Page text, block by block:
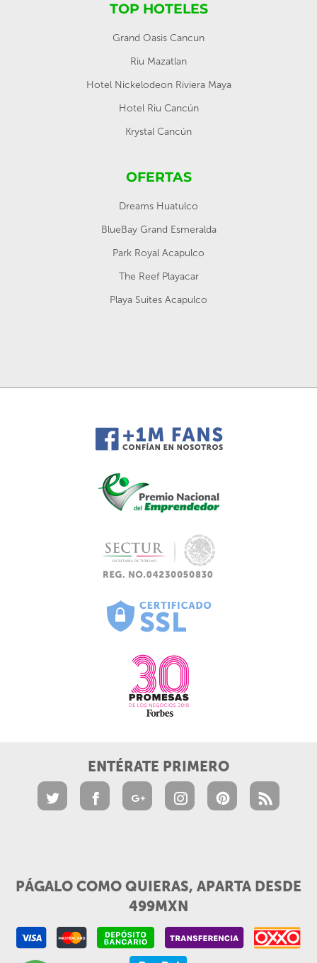
TOP HOTELES
Grand Oasis Cancun
Riu Mazatlan
Hotel Nickelodeon Riviera Maya
Hotel Riu Cancún
Krystal Cancún
OFERTAS
Dreams Huatulco
BlueBay Grand Esmeralda
Park Royal Acapulco
The Reef Playacar
Playa Suites Acapulco
ENTÉRATE PRIMERO
PÁGALO COMO QUIERAS, APARTA DESDE
499MXN